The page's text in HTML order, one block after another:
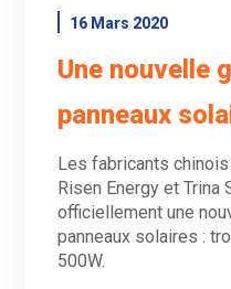
16 Mars 2020
Une nouvelle
panneaux
Les fabricants
Risen Energy et Trina
officiellement une
panneaux solaires :
500W.